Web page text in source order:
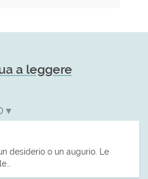
a leggere
▾
desiderio o un augurio. Le